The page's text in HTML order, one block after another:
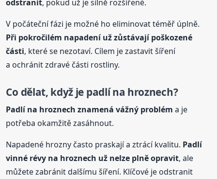
odstranit, pokud už je silně rozšířené.
V počáteční fázi je možné ho eliminovat téměř úplně.
Při pokročilém napadení už zůstávají poškozené
části, které se nezotaví. Cílem je zastavit šíření
a ochránit zdravé části rostliny.
Co dělat, když je padlí na hroznech?
Padlí na hroznech znamená vážný problém a je
potřeba okamžitě zasáhnout.
Napadené hrozny často praskají a ztrácí kvalitu. Padlí
vinné révy na hroznech už nelze plně opravit, ale
můžete zabránit dalšímu šíření. Klíčové je odstranit